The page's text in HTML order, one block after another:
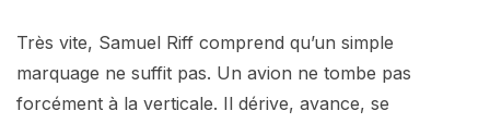
Très vite, Samuel Riff comprend qu’un simple
marquage ne suffit pas. Un avion ne tombe pas
forcément à la verticale. Il dérive, avance, se